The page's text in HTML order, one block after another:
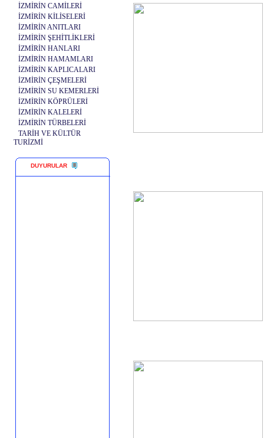
İZMİRİN CAMİLERİ
İZMİRİN KİLİSELERİ
İZMİRİN ANITLARI
İZMİRİN ŞEHİTLİKLERİ
İZMİRİN HANLARI
İZMİRİN HAMAMLARI
İZMİRİN KAPLICALARI
İZMİRİN ÇEŞMELERİ
İZMİRİN SU KEMERLERİ
İZMİRİN KÖPRÜLERİ
İZMİRİN KALELERİ
İZMİRİN TÜRBELERİ
TARİH VE KÜLTÜR
TURİZMİ
DUYURULAR